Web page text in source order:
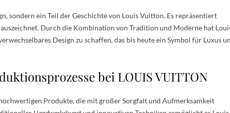
sondern ein Teil der Geschichte von Louis Vuitton. Es repräsentiert
Durch die Kombination von Tradition und Moderne hat
Design zu schaffen, das bis heute ein Symbol für Luxus
bei LOUIS VUITTON
Produkte, die mit großer Sorgfalt und Aufmerksamkeit